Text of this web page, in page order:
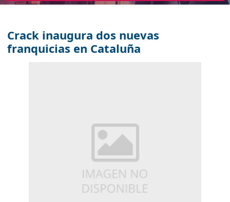
Crack inaugura dos nuevas
franquicias en Cataluña